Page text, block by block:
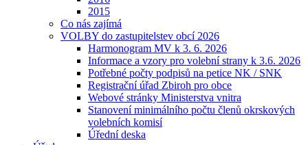
2015
Co nás zajímá
VOLBY do zastupitelstev obcí 2026
Harmonogram MV k 3. 6. 2026
Informace a vzory pro volební strany k 3.6. 2026
Potřebné počty podpisů na petice NK / SNK
Registrační úřad Zbiroh pro obce
Webové stránky Ministerstva vnitra
Stanovení minimálního počtu členů okrskových
volebních komisí
Úřední deska